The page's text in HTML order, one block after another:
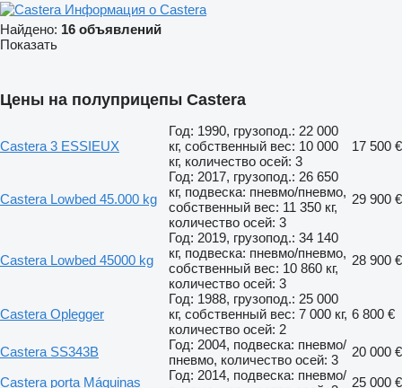
Информация о Castera
Найдено: 16 объявлений
Показать
Цены на полуприцепы Castera
Castera 3 ESSIEUX
Год: 1990, грузопод.: 22 000
кг, собственный вес: 10 000
кг, количество осей: 3
17 500 €
Castera Lowbed 45.000 kg
Год: 2017, грузопод.: 26 650
кг, подвеска: пневмо/пневмо,
собственный вес: 11 350 кг,
количество осей: 3
29 900 €
Castera Lowbed 45000 kg
Год: 2019, грузопод.: 34 140
кг, подвеска: пневмо/пневмо,
собственный вес: 10 860 кг,
количество осей: 3
28 900 €
Castera Oplegger
Год: 1988, грузопод.: 25 000
кг, собственный вес: 7 000 кг,
количество осей: 2
6 800 €
Castera SS343B
Год: 2004, подвеска: пневмо/
пневмо, количество осей: 3
20 000 €
Castera porta Máquinas
Год: 2014, подвеска: пневмо/ 25 000 €